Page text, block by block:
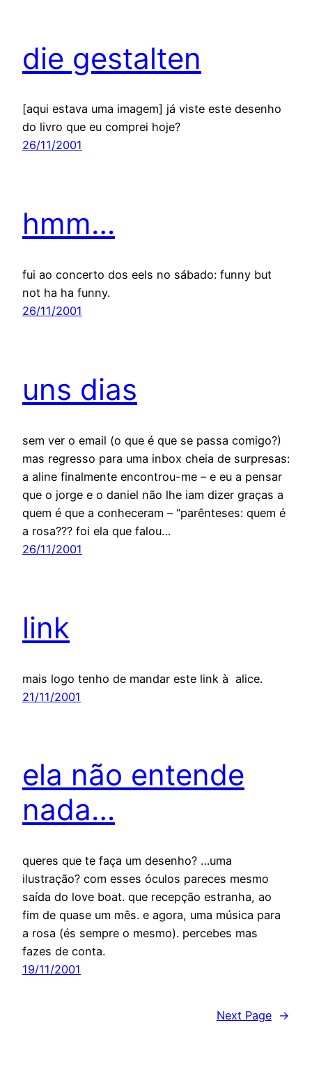
die gestalten
[aqui estava uma imagem] já viste este desenho
do livro que eu comprei hoje?
26/11/2001
hmm…
fui ao concerto dos eels no sábado: funny but
not ha ha funny.
26/11/2001
uns dias
sem ver o email (o que é que se passa comigo?)
mas regresso para uma inbox cheia de surpresas:
a aline finalmente encontrou-me – e eu a pensar
que o jorge e o daniel não lhe iam dizer graças a
quem é que a conheceram – “parênteses: quem é
a rosa??? foi ela que falou…
26/11/2001
link
mais logo tenho de mandar este link à alice.
21/11/2001
ela não entende
nada…
queres que te faça um desenho? …uma
ilustração? com esses óculos pareces mesmo
saída do love boat. que recepção estranha, ao
fim de quase um mês. e agora, uma música para
a rosa (és sempre o mesmo). percebes mas
fazes de conta.
19/11/2001
Next Page →